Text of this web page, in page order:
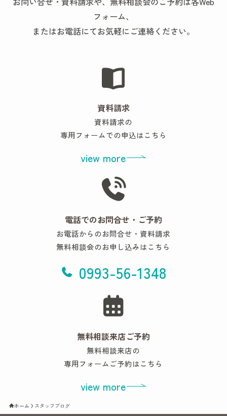
フォーム、
またはお電話にてお気軽にご連絡ください。
資料請求
資料請求の
専用フォームでの申込はこちら
view more
電話でのお問合せ・ご予約
お電話からのお問合せ・資料請求
無料相談会のお申し込みはこちら
0993-56-1348
無料相談来店ご予約
無料相談来店の
専用フォームご予約はこちら
view more
ホーム スタッフブログ